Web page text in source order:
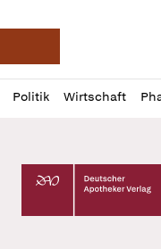
Deutsche
Politik Wirtschaft
Profil
öffnen
Daz
Pur
Deutscher